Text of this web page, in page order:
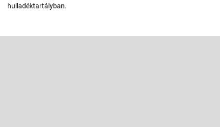
hulladéktartályban.